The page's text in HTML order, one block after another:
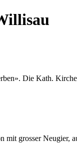
Die Kath.
mit grosser Neugier,